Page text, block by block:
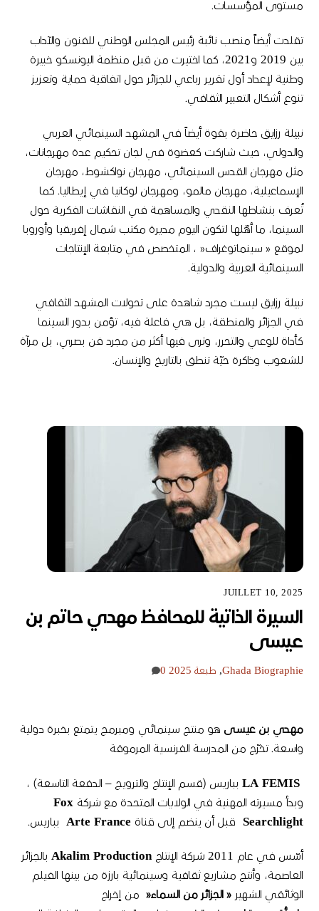
مستوى المؤسسات.
تقلدت أيضاً منصب نائبة رئيس المجلس الوطني للفنون والآداب
بين
و2021، كما اختيرت من قبل منظمة اليونسكو خبيرة
وطنية لإعداد أول تقرير رباعي للجزائر حول اتفاقية حماية وتعزيز
تنوع أشكال التعبير الثقافي.
نبيلة رزايق حاضرة بقوة أيضاً في المشهد السينمائي العربي
والدولي، حيث شاركت كعضوة في لجان تحكيم عدة مهرجانات،
مثل مهرجان القدس السينمائي، مهرجان نواكشوط، مهرجان
الإسماعيلية، مهرجان مالمو، ومهرجان لوكانيا في إيطاليا. كما
تُعرف بنشاطها النقدي والمساهمة في النقاشات الفكرية حول
السينما، ما أهّلها لتكون اليوم مديرة مكتب شمال إفريقيا وأوروبا
لموقع « سينماتوغراف« ، المتخصص في متابعة الإنتاجات
السينمائية العربية والدولية.
نبيلة رزايق ليست مجرد شاهدة على تحولات المشهد الثقافي
في الجزائر والمنطقة، بل هي فاعلة فيه، تؤمن بدور السينما
كأداة للوعي والتحرر، وترى فيها أكثر من مجرد فن بصري، بل مرآة
للشعوب وذاكرة حيّة تنطق بالتاريخ والإنسان.
JUILLET 10, 2025
السيرة الذاتية للمحافظ مهدي حاتم بن
عيسى
Ghada Biographie
, طبعة 2025 0
مهدي بن عيسى هو منتج سينمائي ومبرمج يتمتع بخبرة دولية
واسعة.تخرّج من المدرسة الفرنسية المرموقة
LA FEMIS بباريس (قسم الإنتاج والترويج – الدفعة التاسعة) ،
وبدأ مسيرته المهنية في الولايات المتحدة مع شركة Fox
Searchlight
قبل أن ينضم إلى قناة Arte France بباريس.
أسّس في عام شركة الإنتاج Akalim Production بالجزائر
العاصمة، وأنتج مشاريع ثقافية وسينمائية بارزة من بينها الفيلم
الوثائقي الشهير «الجزائر من السماء« من إخراج